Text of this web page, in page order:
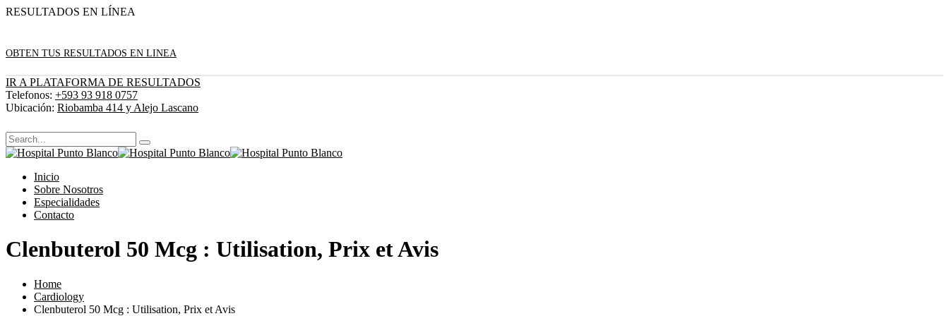
RESULTADOS EN LÍNEA
OBTEN TUS RESULTADOS EN LINEA
IR A PLATAFORMA DE RESULTADOS
Telefonos: +593 93 918 0757
Ubicación: Riobamba 414 y Alejo Lascano
Inicio
Sobre Nosotros
Especialidades
Contacto
Clenbuterol 50 Mcg : Utilisation, Prix et Avis
Home
Cardiology
Clenbuterol 50 Mcg : Utilisation, Prix et Avis